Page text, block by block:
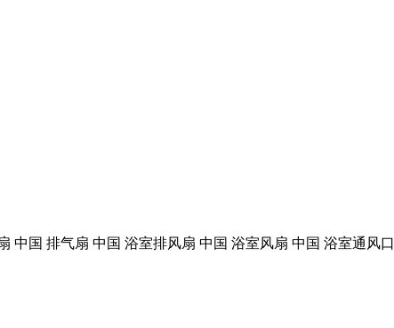
中国 排气扇 中国 浴室排风扇 中国 浴室风扇 中国 浴室通风口